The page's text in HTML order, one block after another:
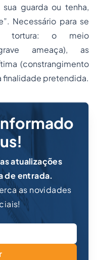
guarda ou tenha,
Necessário para se
tortura: o meio
ameaça), as
(constrangimento
finalidade pretendida.
atualizações
de entrada.
as novidades